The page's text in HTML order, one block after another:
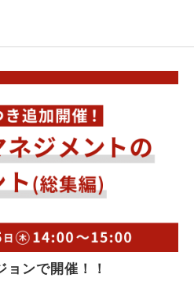
ンで開催！！